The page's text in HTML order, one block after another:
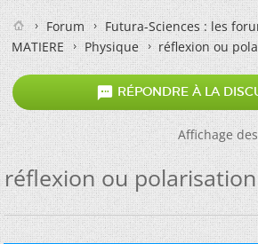
Forum
Futura-Sciences : les
MATIERE
Physique réflexion ou
 RÉPONDRE À LA
Affichage
réflexion ou polarisation